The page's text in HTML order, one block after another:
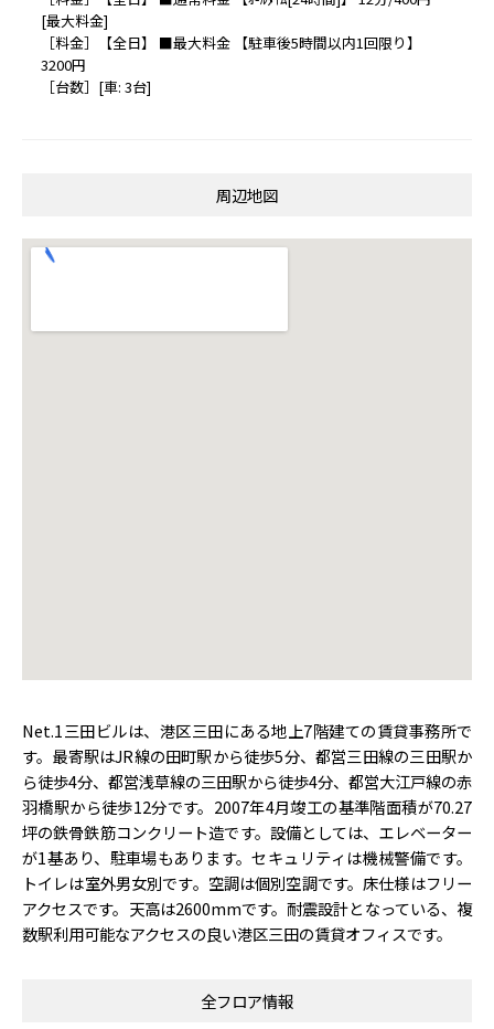
[最大料金]
［料金］【全日】 ■最大料金 【駐車後5時間以内1回限り】
3200円
［台数］[車: 3台]
周辺地図
Net.1三田ビルは、港区三田にある地上7階建ての賃貸事務所で
す。最寄駅はJR線の田町駅から徒歩5分、都営三田線の三田駅か
ら徒歩4分、都営浅草線の三田駅から徒歩4分、都営大江戸線の赤
羽橋駅から徒歩12分です。2007年4月竣工の基準階面積が70.27
坪の鉄骨鉄筋コンクリート造です。設備としては、エレベーター
が1基あり、駐車場もあります。セキュリティは機械警備です。
トイレは室外男女別です。空調は個別空調です。床仕様はフリー
アクセスです。天高は2600mmです。耐震設計となっている、複
数駅利用可能なアクセスの良い港区三田の賃貸オフィスです。
全フロア情報